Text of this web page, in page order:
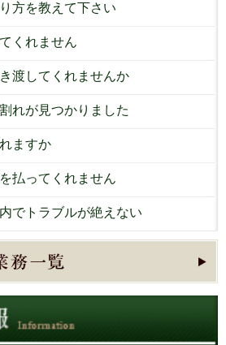
方を教えて下さい
くれません
渡してくれませんか
れが見つかりました
ますか
払ってくれません
でトラブルが絶えない